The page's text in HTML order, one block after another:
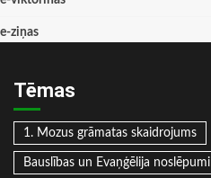
e-ziņas
Tēmas
1. Mozus grāmatas skaidrojums
Bauslības un Evaņģēlija noslēpumi